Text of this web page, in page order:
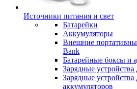
Источники питания и свет
Батарейки
Аккумуляторы
Внешние
Bank
Батарейные боксы и
Зарядные устройства
Зарядные
аккумуляторов